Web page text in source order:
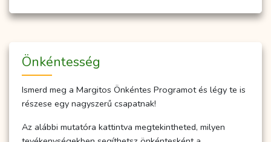
Önkéntesség
Ismerd meg a Margitos Önkéntes Programot és légy te is
részese egy nagyszerű csapatnak!
Az alábbi mutatóra kattintva megtekintheted, milyen